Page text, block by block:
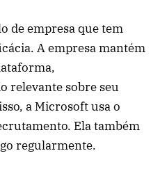
de empresa que tem
A empresa mantém
relevante sobre seu
a Microsoft usa o
Ela também
regularmente.